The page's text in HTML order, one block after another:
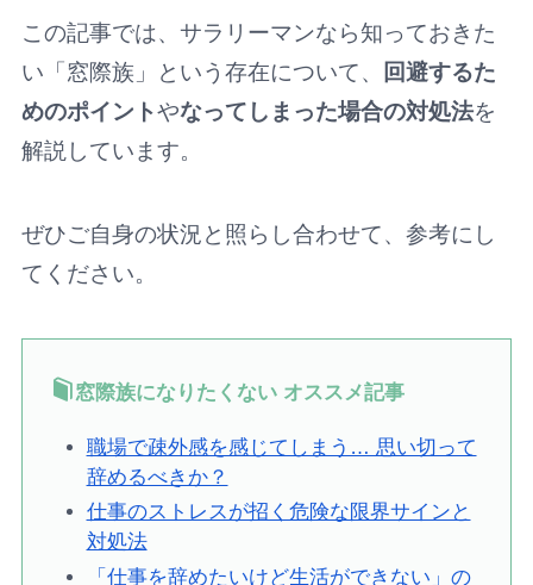
この記事では、サラリーマンなら知っておきた
い「窓際族」という存在について、
回避するた
めのポイントやなってしまった場合の対処法を
解説しています。
ぜひご自身の状況と照らし合わせて、参考にし
てください。
窓際族になりたくない オススメ記事
職場で疎外感を感じてしまう… 思い切って
辞めるべきか？
仕事のストレスが招く危険な限界サインと
対処法
「仕事を辞めたいけど生活ができない」の